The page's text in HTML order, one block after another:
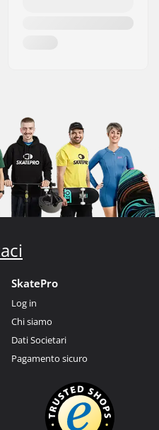
SkatePro
Log in
Chi siamo
Dati Societari
Pagamento sicuro